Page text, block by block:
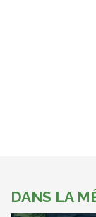
DANS LA